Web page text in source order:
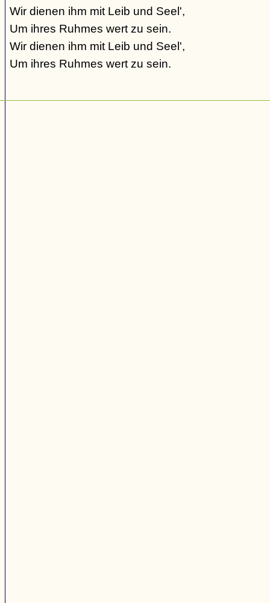
Wir dienen ihm mit Leib und Seel',
Um ihres Ruhmes wert zu sein.
Wir dienen ihm mit Leib und Seel',
Um ihres Ruhmes wert zu sein.